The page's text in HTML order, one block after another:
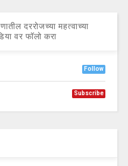
दररोजच्या महत्वाच्या
वर फॉलो करा
Follow
Subscribe